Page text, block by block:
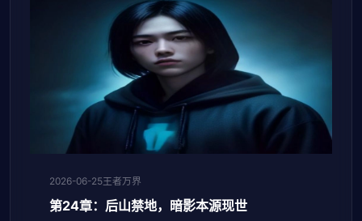
2026-06-25王者万界
第24章：后山禁地，暗影本源现世